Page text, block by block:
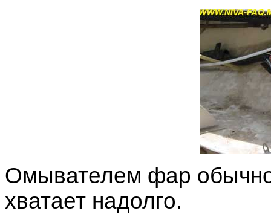
Омывателем фар обычно
хватает надолго.